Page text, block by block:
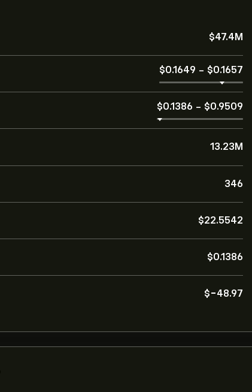
‎$‎47.4M
‎$‎0.1649 - ‎$‎0.1657
‎$‎0.1386 - ‎$‎0.9509
13.23M
346
‎$‎22.5542
‎$‎0.1386
‎$‎-48.97